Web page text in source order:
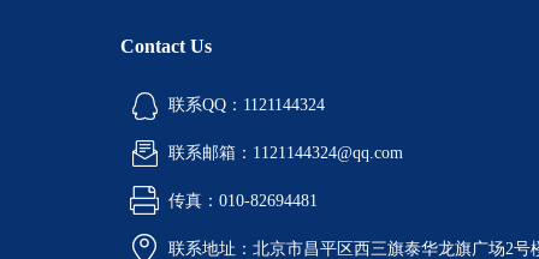
Contact Us
联系QQ：1121144324
联系邮箱：1121144324@qq.com
传真：010-82694481
联系地址：北京市昌平区西三旗泰华龙旗广场2号